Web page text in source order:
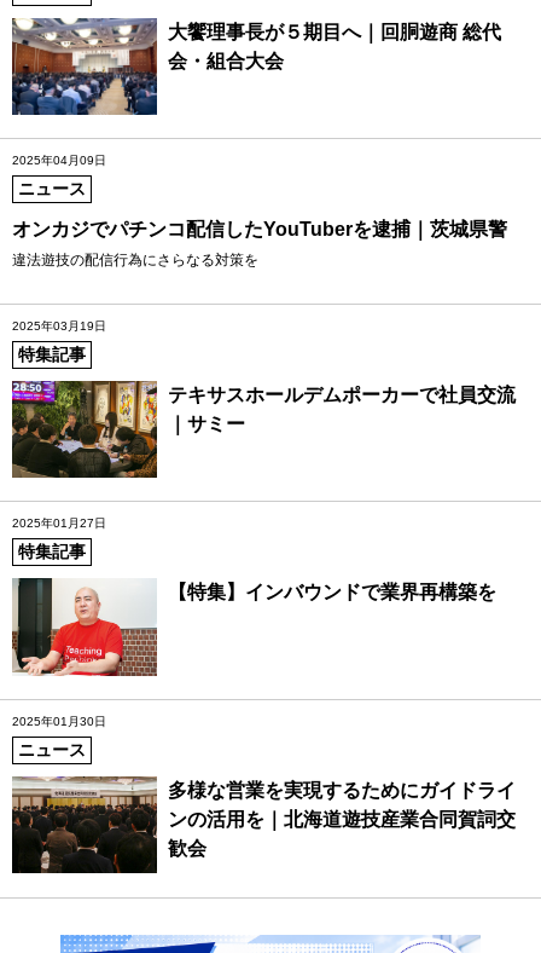
大饗理事長が５期目へ｜回胴遊商 総代
会・組合大会
2025年04月09日
ニュース
オンカジでパチンコ配信したYouTuberを逮捕｜茨城県警
違法遊技の配信行為にさらなる対策を
2025年03月19日
特集記事
テキサスホールデムポーカーで社員交流
｜サミー
2025年01月27日
特集記事
【特集】インバウンドで業界再構築を
2025年01月30日
ニュース
多様な営業を実現するためにガイドライ
ンの活用を｜北海道遊技産業合同賀詞交
歓会